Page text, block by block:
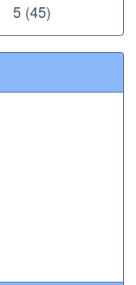
5 (45)